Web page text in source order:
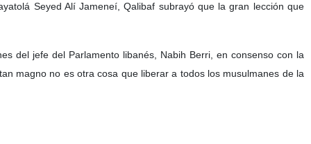
Seyed Alí Jameneí, Qalibaf subrayó que la gran lección que
del jefe del Parlamento libanés, Nabih Berri, en consenso con la
magno no es otra cosa que liberar a todos los musulmanes de la